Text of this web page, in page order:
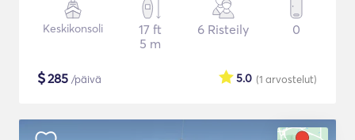
Keskikonsoli
17 ft
5 m
6 Risteily 0
$285 /päivä (1 arvostelut)
5.0